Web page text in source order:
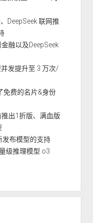
DeepSeek 联网推
融以及DeepSeek
发提升至 3 万次/
免费的名片&身份
出1折版、满血版
发布模型的支持
级推理模型 o3